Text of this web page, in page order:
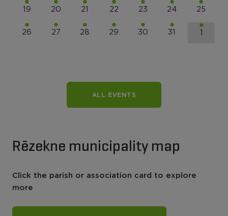
19 20 21 22 23 24 25
26 27 28 29 30 31 1
ALL EVENTS
Rēzekne municipality map
Click the parish or association card to explore
more